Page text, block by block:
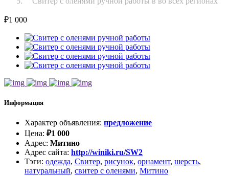
₽1 000
Информация
Характер объявления: предложение
Цена: ₽1 000
Адрес: Митино
Адрес сайта: http://winiki.ru/SW2
Тэги: одежда, Свитер, рисунок, орнамент, шерсть,
натуральный, свитер с оленями, Митино